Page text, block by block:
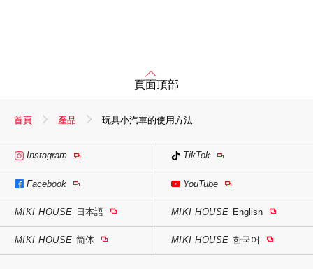
頁面頂部
首頁 產品 玩具小汽車的使用方法
Instagram TikTok
Facebook YouTube
MIKI HOUSE 日本語 MIKI HOUSE English
MIKI HOUSE 简体 MIKI HOUSE 한국어